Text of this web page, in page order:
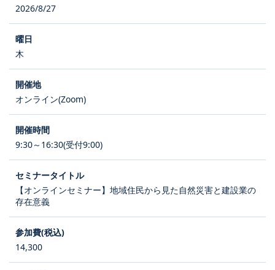
2026/8/27
木
オンライン(Zoom)
9:30～16:30(受付9:00)
【オンラインセミナー】地域住民から見た自然災害と建設業の
存在意義
14,300